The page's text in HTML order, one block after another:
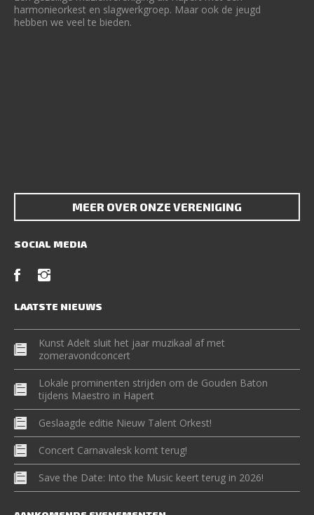
harmonieorkest en slagwerkgroep. Maar ook de jeugd
hebben we veel te bieden.
MEER OVER ONZE VERENIGING
SOCIAL MEDIA
LAATSTE NIEUWS
Kunst Adelt sluit het jaar muzikaal af met
zomeravondconcert
Lokale prominenten strijden om de Gouden Baton
tijdens Maestro in Hapert
Geslaagde editie Nieuw Talent Orkest!
Concert Carnavalesk komt terug!
Save the Date: Into the Music keert terug in 2026!